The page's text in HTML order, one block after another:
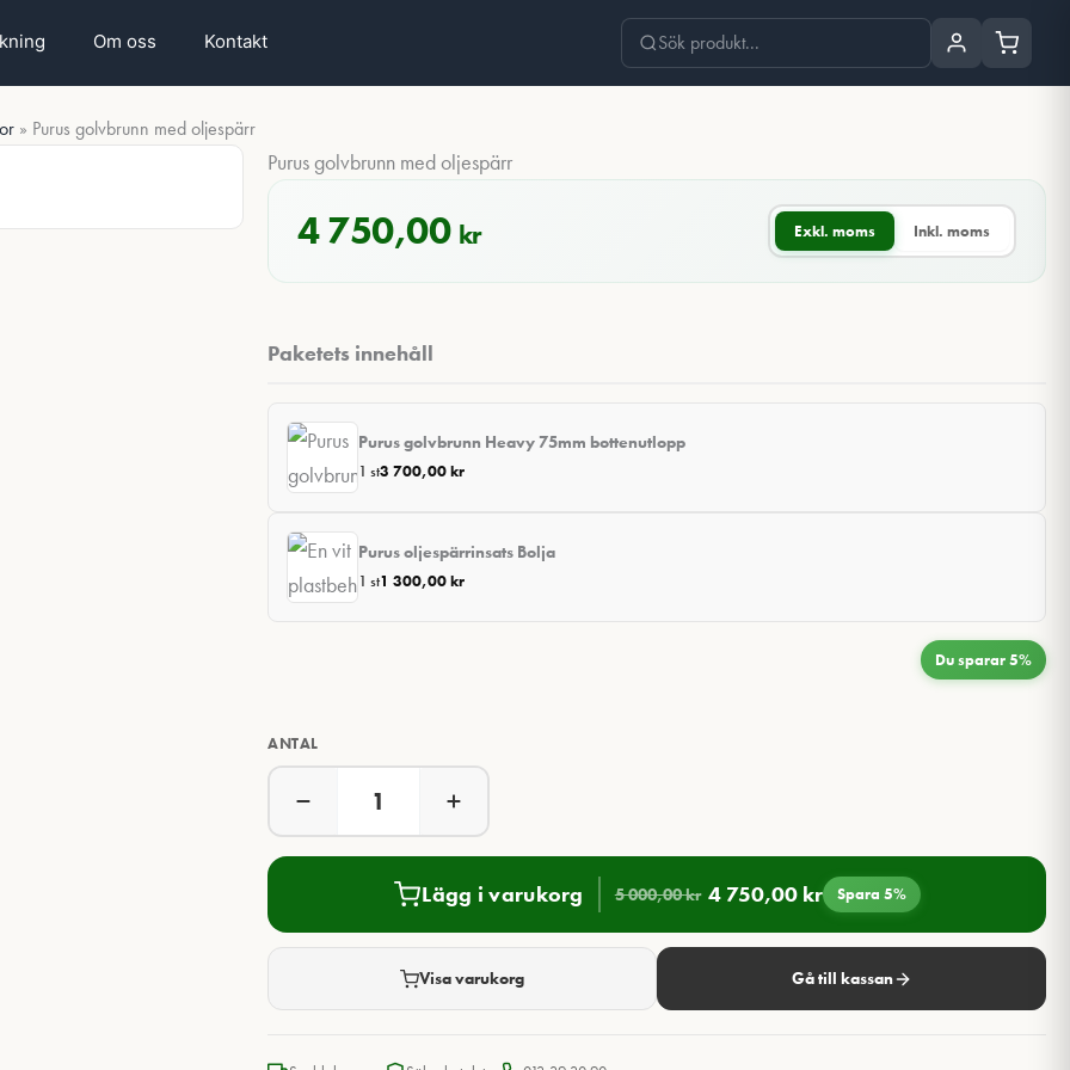
Om oss Kontakt
» Purus golvbrunn med oljespärr
Purus golvbrunn med oljespärr
4 750,00 kr Exkl. moms Inkl. moms
Paketets innehåll
Purus golvbrunn Heavy 75mm bottenutlopp
1 st3 700,00kr
Purus oljespärrinsats Bolja
1 st1 300,00kr
Du sparar 5%
ANTAL
Lägg i varukorg 5 000,00kr 4 750,00 kr Spara 5%
Visa varukorg Gå till kassan